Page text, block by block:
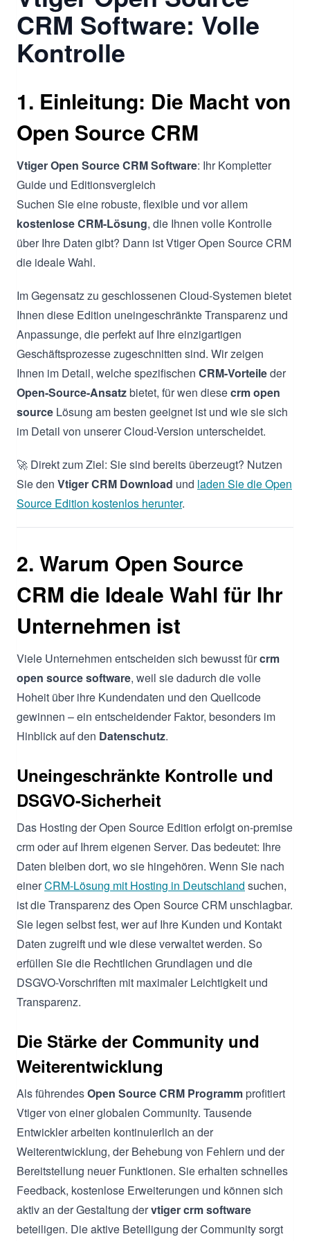
CRM Software: Volle
Kontrolle
1. Einleitung: Die Macht von
Open Source CRM
Vtiger Open Source CRM Software: Ihr Kompletter
Guide und Editionsvergleich
Suchen Sie eine robuste, flexible und vor allem
kostenlose CRM-Lösung, die Ihnen volle Kontrolle
über Ihre Daten gibt? Dann ist Vtiger Open Source CRM
die ideale Wahl.
Im Gegensatz zu geschlossenen Cloud-Systemen bietet
Ihnen diese Edition uneingeschränkte Transparenz und
Anpassunge, die perfekt auf Ihre einzigartigen
Geschäftsprozesse zugeschnitten sind. Wir zeigen
Ihnen im Detail, welche spezifischen CRM-Vorteileder
Open-Source-Ansatzbietet, für wen diesecrm open
source Lösung am besten geeignet ist und wie sie sich
im Detail von unserer Cloud-Version unterscheidet.
🚀 Direkt zum Ziel: Sie sind bereits überzeugt? Nutzen
Sie den Vtiger CRM Download und laden Sie die Open
Source Edition kostenlos herunter.
2. Warum Open Source
CRM die Ideale Wahl für Ihr
Unternehmen ist
Viele Unternehmen entscheiden sich bewusst fürcrm
open source software, weil sie dadurch die volle
Hoheit über ihre Kundendaten und den Quellcode
gewinnen – ein entscheidender Faktor, besonders im
Hinblick auf den Datenschutz.
Uneingeschränkte Kontrolle und
DSGVO-Sicherheit
Das Hosting der Open Source Edition erfolgt on-premise
crm oder auf Ihrem eigenen Server. Das bedeutet: Ihre
Daten bleiben dort, wo sie hingehören. Wenn Sie nach
einerCRM-Lösung mit Hosting in Deutschland suchen,
ist die Transparenz des Open Source CRM unschlagbar.
Sie legen selbst fest, wer auf Ihre Kunden und Kontakt
Daten zugreift und wie diese verwaltet werden. So
erfüllen Sie die Rechtlichen Grundlagen und die
DSGVO-Vorschriften mit maximaler Leichtigkeit und
Transparenz.
Die Stärke der Community und
Weiterentwicklung
Als führendesOpen Source CRM Programmprofitiert
Vtiger von einer globalen Community. Tausende
Entwickler arbeiten kontinuierlich an der
Weiterentwicklung, der Behebung von Fehlern und der
Bereitstellung neuer Funktionen. Sie erhalten schnelles
Feedback, kostenlose Erweiterungen und können sich
aktiv an der Gestaltung dervtiger crm software
beteiligen. Die aktive Beteiligung der Community sorgt